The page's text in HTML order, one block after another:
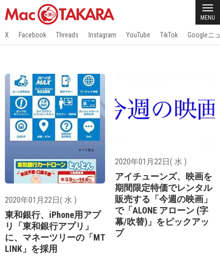
MENU
X Facebook Threads Instagram YouTube TikTok Googleニ
2020年01月22日( 水 )
東和銀行、iPhone用アプ
リ「東和銀行アプリ」
に、マネーツリーの「MT
LINK」を採用
2020年01月22日( 水 )
アイチューンズ、映画を
期間限定特価でレンタル
販売する「今週の映画」
で「ALONE アローン (字
幕/吹替)」をピックアッ
プ